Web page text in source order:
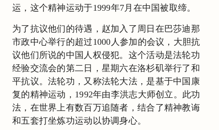
运，这个精神运动于1999年7月在中国被取缔。
为了抗议他们的待遇，赵加入了周日在巴莎迪那
市政中心举行的超过1000人参加的会议，大胆抗
议他们所说的中国人权侵犯。这个活动是法轮功
经验交流会的第二日，星期六在洛杉矶举行了和
平抗议。法轮功，又称法轮大法，是基于中国康
复的精神运动，1992年由李洪志大师创立。此功
法，在世界上有数百万追随者，结合了精神教诲
和五套打坐炼功运动以协调身心。